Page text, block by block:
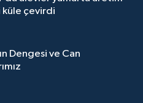
küle çevirdi
Dengesi ve Can